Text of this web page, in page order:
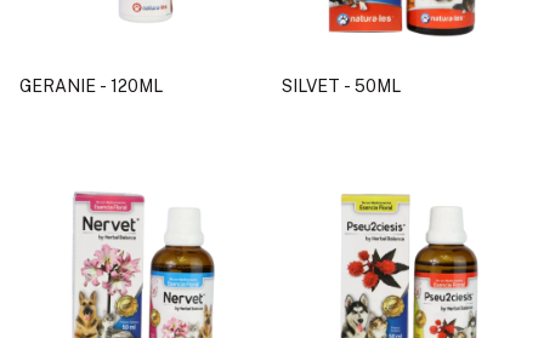
GERANIE - 120ML SILVET - 50ML